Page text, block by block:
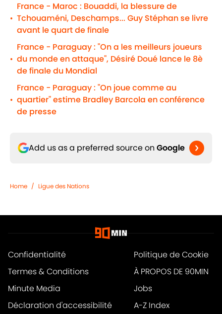
•
France - Maroc : Bouaddi, la blessure de
Tchouaméni, Deschamps... Guy Stéphan se livre
avant le quart de finale
•
France - Paraguay : "On a les meilleurs joueurs
du monde en attaque", Désiré Doué lance le 8è
de finale du Mondial
•
France - Paraguay : "On joue comme au
quartier" estime Bradley Barcola en conférence
de presse
Add us as a preferred source on Google
Home / Ligue des Nations
Confidentialité
Politique de Cookie
Termes & Conditions
À PROPOS DE 90MIN
Minute Media
Jobs
Déclaration d'accessibilité
A-Z Index